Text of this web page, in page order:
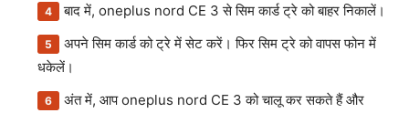
बाद में, oneplus nord CE 3 से सिम कार्ड ट्रे को बाहर निकालें।
अपने सिम कार्ड को ट्रे में सेट करें। फिर सिम ट्रे को वापस फोन में
धकेलें।
अंत में, आप oneplus nord CE 3 को चालू कर सकते हैं और